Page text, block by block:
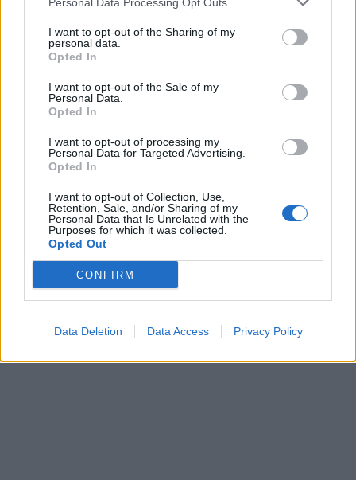
I want to opt-out of the Sharing of my
personal data.
Opted In
I want to opt-out of the Sale of my
Personal Data.
Opted In
I want to opt-out of processing my
Personal Data for Targeted Advertising.
Opted In
I want to opt-out of Collection, Use,
Retention, Sale, and/or Sharing of my
Personal Data that Is Unrelated with the
Purposes for which it was collected.
Opted Out
CONFIRM
Data Deletion Data Access Privacy Policy
ÉTAPE 3: Cuire environ 20 min, puis mixer le tout
ÉTAPE 4: En réchauffant, vous pouvez rectifier le
goût en ajoutant un peu de cumin et de paprika,
servir bien chaud.